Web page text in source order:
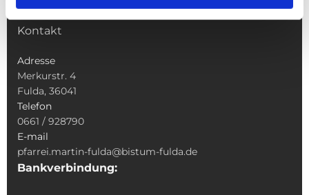
Kontakt
Adresse
Merkurstr. 4
Fulda, 36041
Telefon
0661 / 928790
E-mail
pfarrei.martin-fulda@bistum-fulda.de
Bankverbindung: